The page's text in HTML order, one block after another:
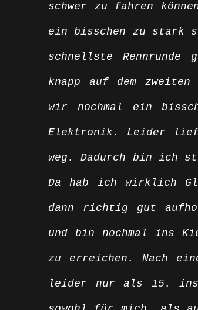
schwer zu fahren
ein bisschen zu stark
schnellste Rennrunde
knapp auf dem
wir nochmal ein
Elektronik. Leider lief
weg. Dadurch bin ich
Da hab ich wirklich
dann richtig gut
und bin nochmal ins
zu erreichen. Nach
leider nur als 15. ins